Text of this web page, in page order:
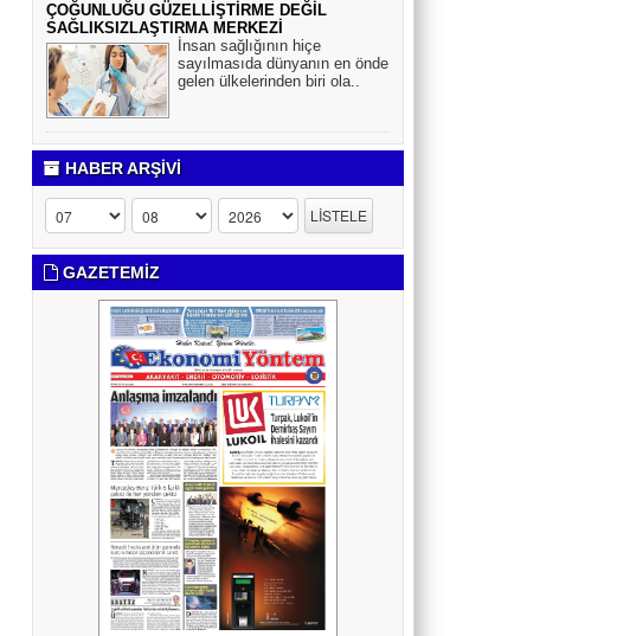
ÇOĞUNLUĞU GÜZELLİŞTİRME DEĞİL
SAĞLIKSIZLAŞTIRMA MERKEZİ
İnsan sağlığının hiçe
sayılmasıda dünyanın en önde
gelen ülkelerinden biri ola..
HABER ARŞİVİ
GAZETEMİZ